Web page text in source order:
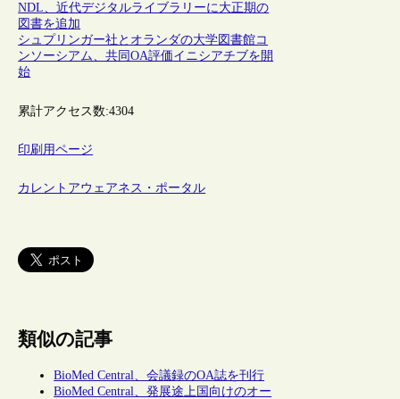
NDL、近代デジタルライブラリーに大正期の
図書を追加
シュプリンガー社とオランダの大学図書館コ
ンソーシアム、共同OA評価イニシアチブを開
始
累計アクセス数:4304
印刷用ページ
カレントアウェアネス・ポータル
類似の記事
BioMed Central、会議録のOA誌を刊行
BioMed Central、発展途上国向けのオー